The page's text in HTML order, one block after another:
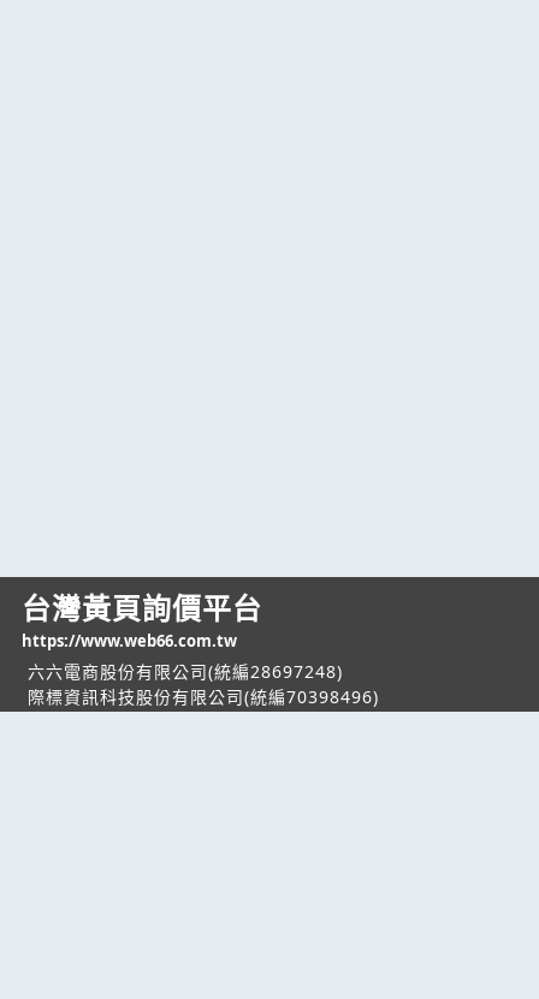
台灣黃頁詢價平台
https://www.web66.com.tw
六六電商股份有限公司(統編28697248)
際標資訊科技股份有限公司(統編70398496)